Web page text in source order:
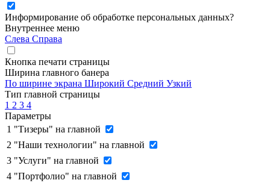
Информирование об обработке персональных данных?
Внутреннее меню
Слева Справа
Кнопка печати страницы
Ширина главного банера
По ширине экрана Широкий Средний Узкий
Тип главной страницы
1 2 3 4
Параметры
1 "Тизеры" на главной
2 "Наши технологии" на главной
3 "Услуги" на главной
4 "Портфолио" на главной